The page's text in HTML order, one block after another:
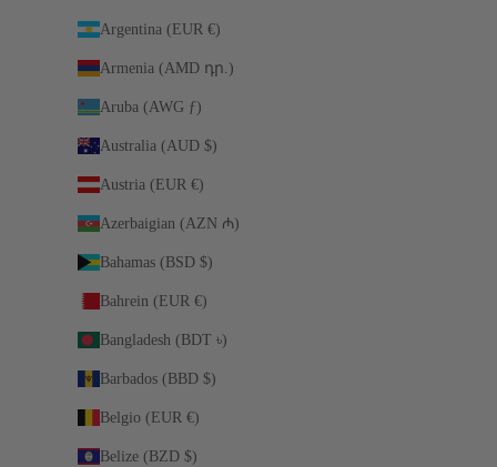
Argentina (EUR €)
Armenia (AMD դր.)
Aruba (AWG ƒ)
Australia (AUD $)
Austria (EUR €)
Azerbaigian (AZN ₼)
Bahamas (BSD $)
Bahrein (EUR €)
Bangladesh (BDT ৳)
Barbados (BBD $)
Belgio (EUR €)
Belize (BZD $)